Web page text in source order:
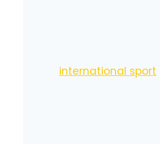
international sport